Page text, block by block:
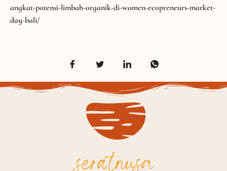
Sumber berita: https://www.kabariku.com/2026/05/seratnusa-
angkat-potensi-limbah-organik-di-women-ecopreneurs-market-